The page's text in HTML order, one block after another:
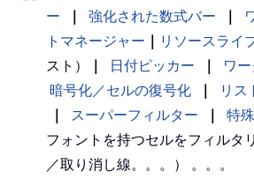
ー
強化された数式バー
トマネージャー
リソースライ
スト）
日付ピッカー ワ
暗号化／セルの復号化
リス
スーパーフィルター 特
フォントを持つセルをフィルタ
／取り消し線。。。） 。。。